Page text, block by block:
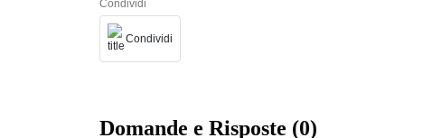
Condividi
Condividi
Domande e Risposte (0)